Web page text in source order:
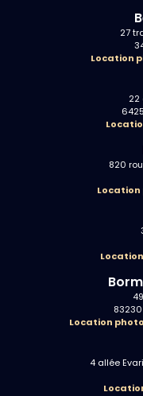
27
Location
22
820
Location
4 allée